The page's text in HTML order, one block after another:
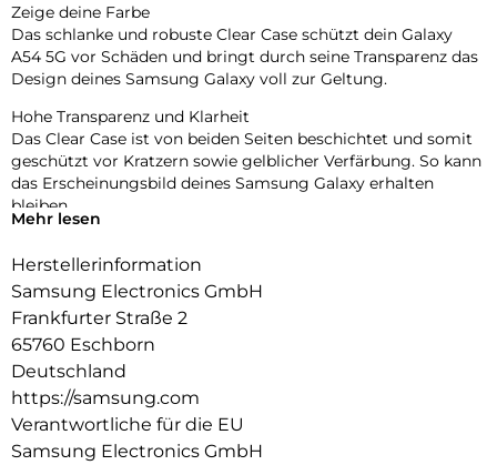
Zeige deine Farbe
Das schlanke und robuste Clear Case schützt dein Galaxy
A54 5G vor Schäden und bringt durch seine Transparenz das
Design deines Samsung Galaxy voll zur Geltung.
Hohe Transparenz und Klarheit
Das Clear Case ist von beiden Seiten beschichtet und somit
geschützt vor Kratzern sowie gelblicher Verfärbung. So kann
das Erscheinungsbild deines Samsung Galaxy erhalten
bleiben.
Das Clear Case bringt die Farbe deines A54 5G zur Geltung
und bietet dir gleichzeitig viel Platz, um deinem Case eine
persönliche Note zu verleihen. Beklebe es mit Stickern und
Mehr lesen
Herstellerinformation
Samsung Electronics GmbH
Frankfurter Straße 2
65760 Eschborn
Deutschland
https://samsung.com
Verantwortliche für die EU
Samsung Electronics GmbH